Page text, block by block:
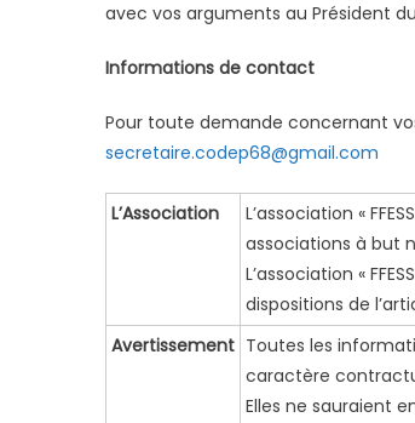
avec vos arguments au Président
Informations de contact
Pour toute demande concernant
secretaire.codep68@gmail.com
L’Association
L’association «
associations à but
L’association «
dispositions de
Avertissement Toutes les
caractère
Elles ne sauraient